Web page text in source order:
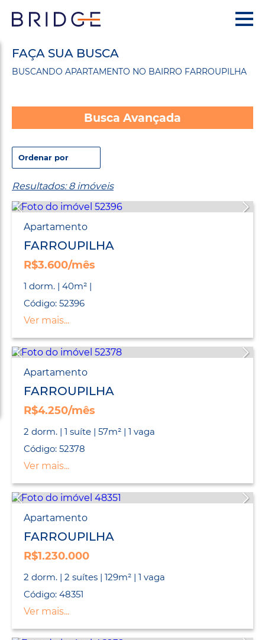
FAÇA SUA BUSCA
BUSCANDO APARTAMENTO NO BAIRRO FARROUPILHA
Busca Avançada
Resultados: 8 imóveis
Apartamento
FARROUPILHA
R$3.600/mês
1 dorm. | 40m² |
Código: 52396
Ver mais...
Apartamento
FARROUPILHA
R$4.250/mês
2 dorm. | 1 suíte | 57m² | 1 vaga
Código: 52378
Ver mais...
Apartamento
FARROUPILHA
R$1.230.000
2 dorm. | 2 suítes | 129m² | 1 vaga
Código: 48351
Ver mais...